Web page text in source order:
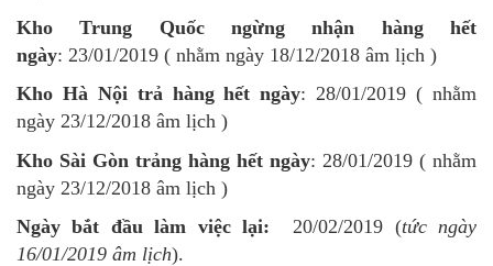
Kho Trung Quốc ngừng nhận hàng hết
ngày: 23/01/2019 ( nhằm ngày 18/12/2018 âm lịch )
Kho Hà Nội trả hàng hết ngày: 28/01/2019 ( nhằm
ngày 23/12/2018 âm lịch )
Kho Sài Gòn trảng hàng hết ngày: 28/01/2019 ( nhằm
ngày 23/12/2018 âm lịch )
Ngày bắt đầu làm việc lại:
20/02/2019 (tức ngày
16/01/2019 âm lịch).